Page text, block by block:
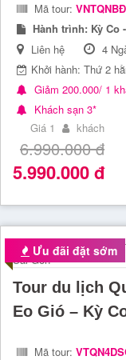
Mã tour:
Hành trình: Kỳ Co
Liên hệ
4
Khởi hành: Thứ 2
Giảm 200.000/ 1
Khách sạn 3*
Giá 1
khách
6.990.000đ
5.990.000đ
Ưu đãi đặt sớm
Tour du lịch
Eo Gió – Kỳ
Mã tour: